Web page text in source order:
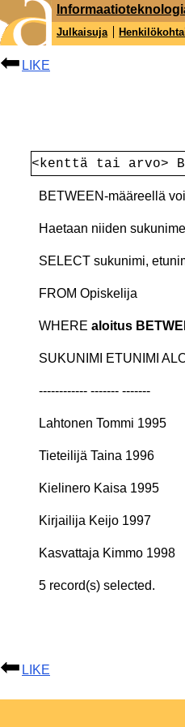
<kenttä tai arvo>
BETWEEN-määreellä
Haetaan niiden
SELECT sukunimi,
FROM Opiskelija
WHERE aloitus
SUKUNIMI ETUNIMI
------------ ------- -------
Lahtonen Tommi 1995
Tieteilijä Taina 1996
Kielinero Kaisa 1995
Kirjailija Keijo 1997
Kasvattaja Kimmo 1998
5 record(s) selected.
LIKE
LIKE
Julkaisuja